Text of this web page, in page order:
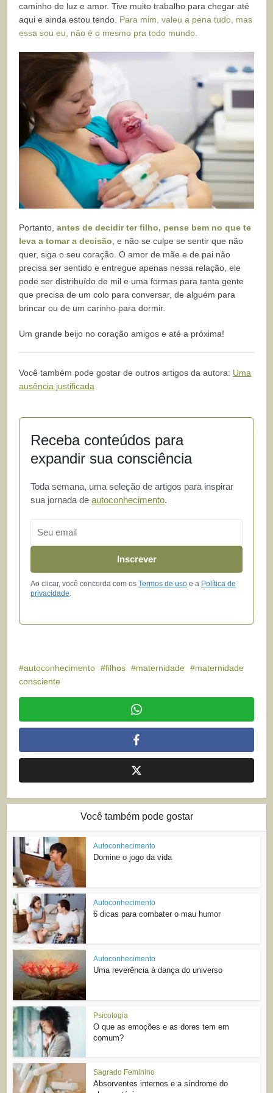
caminho de luz e amor. Tive muito trabalho para chegar até
aqui e ainda estou tendo. Para mim, valeu a pena tudo, mas
essa sou eu, não é o mesmo pra todo mundo.
Portanto,antes de decidir ter filho, pense bem no que te
leva a tomar a decisão , e não se culpe se sentir que não
quer, siga o seu coração. O amor de mãe e de pai não
precisa ser sentido e entregue apenas nessa relação, ele
pode ser distribuído de mil e uma formas para tanta gente
que precisa de um colo para conversar, de alguém para
brincar ou de um carinho para dormir.
Um grande beijo no coração amigos e até a próxima!
Você também pode gostar de outros artigos da autora: Uma
ausência justificada
Receba conteúdos para
expandir sua consciência
Toda semana, uma seleção de artigos para inspirar
sua jornada deautoconhecimento.
Inscrever
Ao clicar, você concorda com osTermos de uso e a Política de
privacidade.
autoconhecimento filhos maternidade
maternidade
consciente
Você também pode gostar
Autoconhecimento
Domine o jogo da vida
Autoconhecimento
6 dicas para combater o mau humor
Autoconhecimento
Uma reverência à dança do universo
Psicologia
O que as emoções e as dores tem em
comum?
Sagrado Feminino
Absorventes internos e a síndrome do